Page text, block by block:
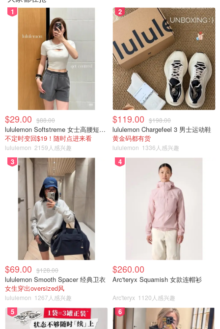
1
$29.00 $88.00
lululemon Softstreme 女士高腰短裤 10cm
不定时变回$19！随时点进来看
lululemon 2159人感兴趣
2
$119.00 $198.00
lululemon Chargefeel 3 男士运动鞋
黄金码都有货
lululemon 1336人感兴趣
3
$69.00 $128.00
lululemon Smooth Spacer 经典卫衣
女生穿出oversized风
lululemon 1267人感兴趣
4
$260.00
Arc'teryx Squamish 女款连帽衫
Arc'teryx 1120人感兴趣
5 6